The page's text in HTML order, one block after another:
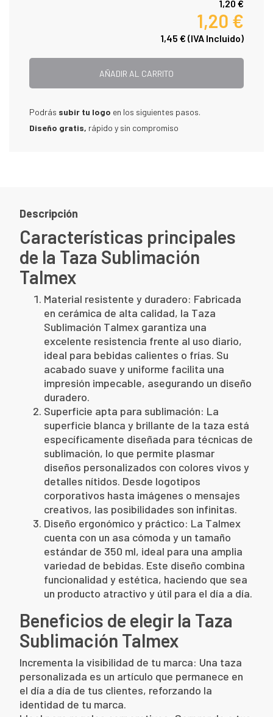
1,20 €
1,20 €
1,45 € (IVA Incluido)
AÑADIR AL CARRITO
Podrás subir tu logo en los siguientes pasos.
Diseño gratis, rápido y sin compromiso
Descripción
Características principales
de la Taza Sublimación
Talmex
Material resistente y duradero: Fabricada
en cerámica de alta calidad, la Taza
Sublimación Talmex garantiza una
excelente resistencia frente al uso diario,
ideal para bebidas calientes o frías. Su
acabado suave y uniforme facilita una
impresión impecable, asegurando un diseño
duradero.
Superficie apta para sublimación: La
superficie blanca y brillante de la taza está
específicamente diseñada para técnicas de
sublimación, lo que permite plasmar
diseños personalizados con colores vivos y
detalles nítidos. Desde logotipos
corporativos hasta imágenes o mensajes
creativos, las posibilidades son infinitas.
Diseño ergonómico y práctico: La Talmex
cuenta con un asa cómoda y un tamaño
estándar de 350 ml, ideal para una amplia
variedad de bebidas. Este diseño combina
funcionalidad y estética, haciendo que sea
un producto atractivo y útil para el día a día.
Beneficios de elegir la Taza
Sublimación Talmex
Incrementa la visibilidad de tu marca: Una taza
personalizada es un artículo que permanece en
el día a día de tus clientes, reforzando la
identidad de tu marca.